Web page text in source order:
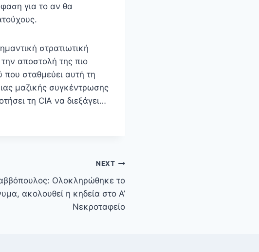
για το αν θα
στρατιωτική
αποστολή της πιο
σταθμεύει αυτή τη
μαζικής συγκέντρωσης
τη CIA να διεξάγει…
NEXT
Ολοκληρώθηκε το
ακολουθεί η κηδεία στο Α’
Νεκροταφείο